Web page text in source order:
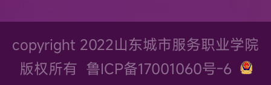
copyright 2022山东城市服务职业学院
版权所有 鲁ICP备17001060号-6